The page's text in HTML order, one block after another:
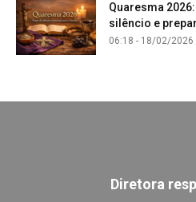
Quaresma
silêncio e
06:18 - 18/02/2026
Diretora